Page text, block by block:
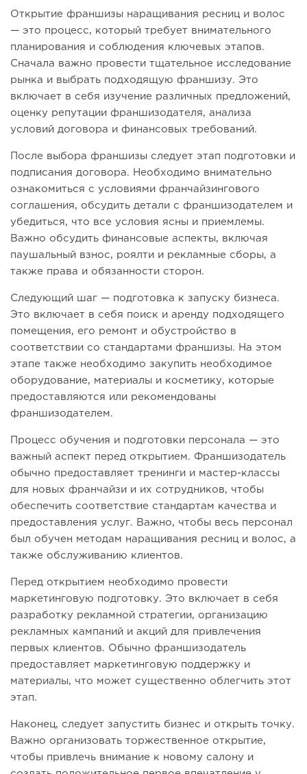
Открытие франшизы наращивания ресниц и волос
— это процесс, который требует внимательного
планирования и соблюдения ключевых этапов.
Сначала важно провести тщательное исследование
рынка и выбрать подходящую франшизу. Это
включает в себя изучение различных предложений,
оценку репутации франшизодателя, анализа
условий договора и финансовых требований.
После выбора франшизы следует этап подготовки и
подписания договора. Необходимо внимательно
ознакомиться с условиями франчайзингового
соглашения, обсудить детали с франшизодателем и
убедиться, что все условия ясны и приемлемы.
Важно обсудить финансовые аспекты, включая
паушальный взнос, роялти и рекламные сборы, а
также права и обязанности сторон.
Следующий шаг — подготовка к запуску бизнеса.
Это включает в себя поиск и аренду подходящего
помещения, его ремонт и обустройство в
соответствии со стандартами франшизы. На этом
этапе также необходимо закупить необходимое
оборудование, материалы и косметику, которые
предоставляются или рекомендованы
франшизодателем.
Процесс обучения и подготовки персонала — это
важный аспект перед открытием. Франшизодатель
обычно предоставляет тренинги и мастер-классы
для новых франчайзи и их сотрудников, чтобы
обеспечить соответствие стандартам качества и
предоставления услуг. Важно, чтобы весь персонал
был обучен методам наращивания ресниц и волос, а
также обслуживанию клиентов.
Перед открытием необходимо провести
маркетинговую подготовку. Это включает в себя
разработку рекламной стратегии, организацию
рекламных кампаний и акций для привлечения
первых клиентов. Обычно франшизодатель
предоставляет маркетинговую поддержку и
материалы, что может существенно облегчить этот
этап.
Наконец, следует запустить бизнес и открыть точку.
Важно организовать торжественное открытие,
чтобы привлечь внимание к новому салону и